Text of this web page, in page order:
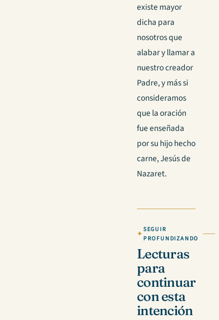
existe mayor
dicha para
nosotros que
alabar y llamar a
nuestro creador
Padre, y más si
consideramos
que la oración
fue enseñada
por su hijo hecho
carne, Jesús de
Nazaret.
SEGUIR
PROFUNDIZANDO
Lecturas
para
continuar
con esta
intención